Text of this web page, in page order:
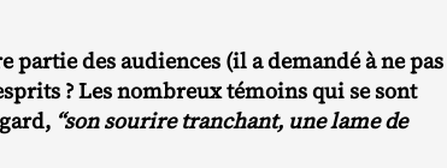
partie des audiences (il a demandé à ne pas
? Les nombreux témoins qui se sont
“son sourire tranchant, une lame de